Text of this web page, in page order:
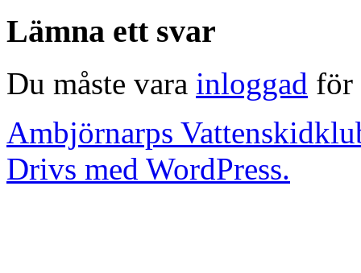
Lämna ett svar
Du måste vara inloggad för
Ambjörnarps
Drivs med WordPress.